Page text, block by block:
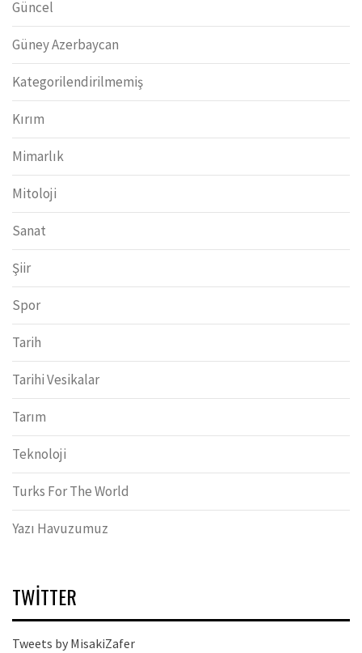
Güncel
Güney Azerbaycan
Kategorilendirilmemiş
Kırım
Mimarlık
Mitoloji
Sanat
Şiir
Spor
Tarih
Tarihi Vesikalar
Tarım
Teknoloji
Turks For The World
Yazı Havuzumuz
TWITTER
Tweets by MisakiZafer